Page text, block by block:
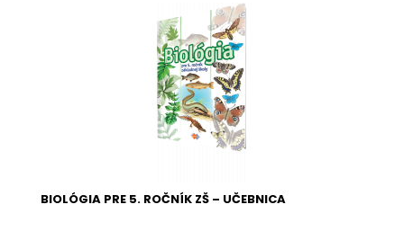
BIOLÓGIA PRE 5. ROČNÍK ZŠ – UČEBNICA